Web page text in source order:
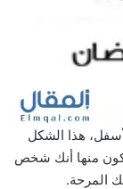
هذا الشكل
منها أنك شخص
المرحة.